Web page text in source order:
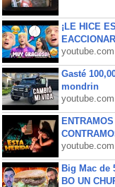
¡LE HICE
youtube.com
Gasté
mondrin
youtube.com
youtube.com
Big Mac de
BO UN